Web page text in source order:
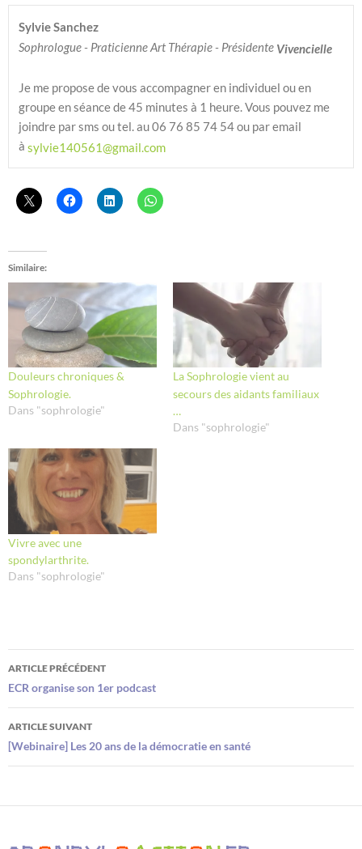
Sylvie Sanchez
Sophrologue - Praticienne Art Thérapie - Présidente Vivencielle
Je me propose de vous accompagner en individuel ou en
groupe en séance de 45 minutes à 1 heure. Vous pouvez me
joindre par sms ou tel. au 06 76 85 74 54 ou par email
à sylvie140561@gmail.com
Similaire
Douleurs chroniques &
Sophrologie.
Dans "sophrologie"
La Sophrologie vient au
secours des aidants familiaux
…
Dans "sophrologie"
Vivre avec une
spondylarthrite.
Dans "sophrologie"
Navigation
des
articles
ARTICLE PRÉCÉDENT
ECR organise son 1er podcast
ARTICLE SUIVANT
[Webinaire] Les 20 ans de la démocratie en santé